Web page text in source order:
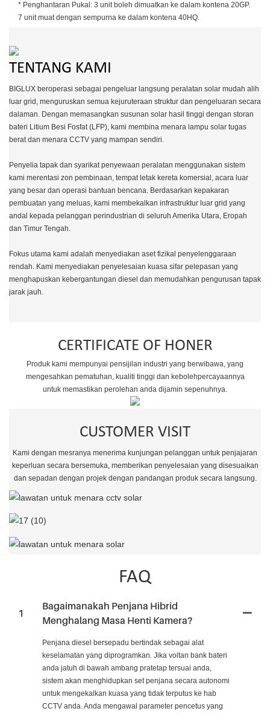
* Penghantaran Pukal: 3 unit boleh dimuatkan ke dalam kontena 20GP.
7 unit muat dengan sempurna ke dalam kontena 40HQ.
TENTANG KAMI
BIGLUX beroperasi sebagai pengeluar langsung peralatan solar mudah alih
luar grid, menguruskan semua kejuruteraan struktur dan pengeluaran secara
dalaman. Dengan memasangkan susunan solar hasil tinggi dengan storan
bateri Litium Besi Fosfat (LFP), kami membina menara lampu solar tugas
berat dan menara CCTV yang mampan sendiri.
Penyelia tapak dan syarikat penyewaan peralatan menggunakan sistem
kami merentasi zon pembinaan, tempat letak kereta komersial, acara luar
yang besar dan operasi bantuan bencana. Berdasarkan kepakaran
pembuatan yang meluas, kami membekalkan infrastruktur luar grid yang
andal kepada pelanggan perindustrian di seluruh Amerika Utara, Eropah
dan Timur Tengah.
Fokus utama kami adalah menyediakan aset fizikal penyelenggaraan
rendah. Kami menyediakan penyelesaian kuasa sifar pelepasan yang
menghapuskan kebergantungan diesel dan memudahkan pengurusan tapak
jarak jauh.
CERTIFICATE OF HONER
Produk kami mempunyai pensijilan industri yang berwibawa, yang
mengesahkan pematuhan, kualiti tinggi dan kebolehpercayaannya
untuk memastikan perolehan anda dijamin sepenuhnya.
CUSTOMER VISIT
Kami dengan mesranya menerima kunjungan pelanggan untuk penjajaran
keperluan secara bersemuka, memberikan penyelesaian yang disesuaikan
dan sepadan dengan projek dengan pandangan produk secara langsung.
FAQ
1
Bagaimanakah Penjana Hibrid
Menghalang Masa Henti Kamera?
Penjana diesel bersepadu bertindak sebagai alat
keselamatan yang diprogramkan. Jika voltan bank bateri
anda jatuh di bawah ambang pratetap tersuai anda,
sistem akan menghidupkan set penjana secara autonomi
untuk mengekalkan kuasa yang tidak terputus ke hab
CCTV anda. Anda mengawal parameter pencetus yang